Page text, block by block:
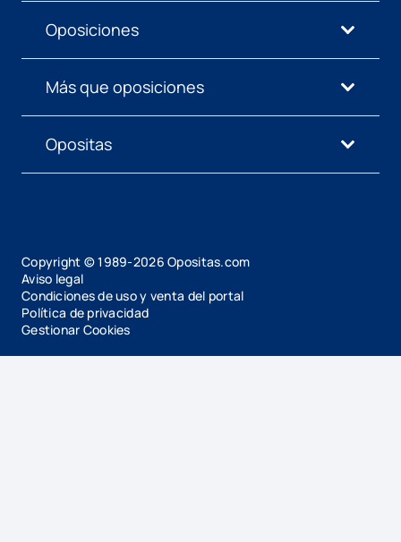
Oposiciones
Más que oposiciones
Opositas
Copyright © 1989-2026 Opositas.com
Aviso legal
Condiciones de uso y venta del portal
Política de privacidad
Gestionar Cookies